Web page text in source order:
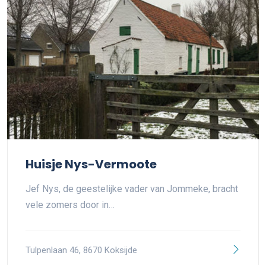
Huisje Nys-Vermoote
Jef Nys, de geestelijke vader van Jommeke, bracht
vele zomers door in…
Tulpenlaan 46, 8670 Koksijde